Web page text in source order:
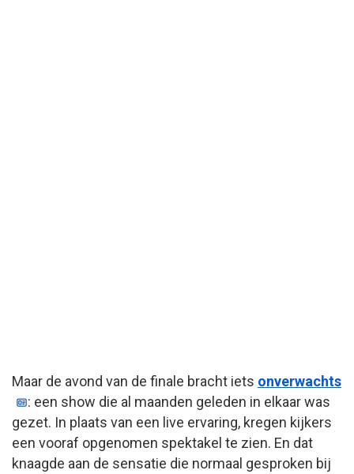
Maar de avond van de finale bracht iets onverwachts
: een show die al maanden geleden in elkaar was
gezet. In plaats van een live ervaring, kregen kijkers
een vooraf opgenomen spektakel te zien. En dat
knaagde aan de sensatie die normaal gesproken bij